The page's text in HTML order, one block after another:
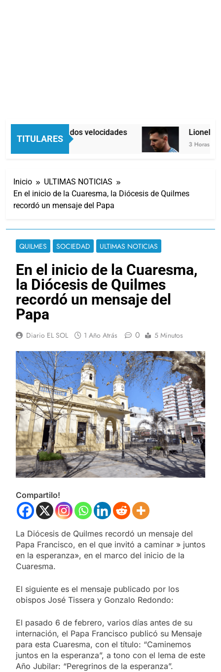
TITULARES
Economía en dos velocidades
2 Horas Atrás
Lionel
3 Horas Atrás
Inicio
ULTIMAS NOTICIAS
En el inicio de la Cuaresma, la Diócesis de Quilmes
recordó un mensaje del Papa
QUILMES SOCIEDAD ULTIMAS NOTICIAS
En el inicio de la Cuaresma,
la Diócesis de Quilmes
recordó un mensaje del
Papa
Diario EL SOL 1 Año Atrás 0 5 Minutos
Compartilo!
La Diócesis de Quilmes recordó un mensaje del
Papa Francisco, en el que invitó a caminar » juntos
en la esperanza», en el marco del inicio de la
Cuaresma.
El siguiente es el mensaje publicado por los
obispos José Tissera y Gonzalo Redondo:
El pasado 6 de febrero, varios días antes de su
internación, el Papa Francisco publicó su Mensaje
para esta Cuaresma, con el título: “Caminemos
juntos en la esperanza”, a tono con el lema de este
Año Jubilar: “Peregrinos de la esperanza”.